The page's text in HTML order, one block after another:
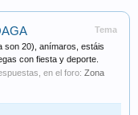
Tema
son 20), anímaros, estáis
con fiesta y deporte.
en el foro: Zona